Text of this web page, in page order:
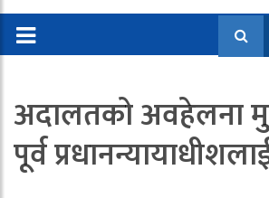
अदालतको अवहेलना
पूर्व